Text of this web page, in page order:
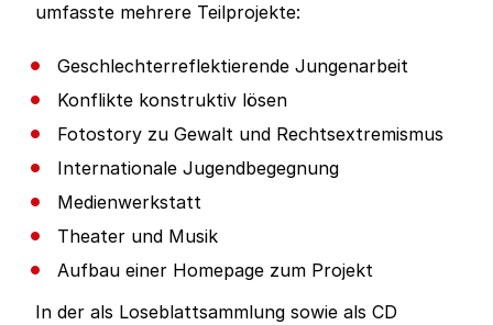
umfasste mehrere Teilprojekte:
Geschlechterreflektierende Jungenarbeit
Konflikte konstruktiv lösen
Fotostory zu Gewalt und Rechtsextremismus
Internationale Jugendbegegnung
Medienwerkstatt
Theater und Musik
Aufbau einer Homepage zum Projekt
In der als Loseblattsammlung sowie als CD